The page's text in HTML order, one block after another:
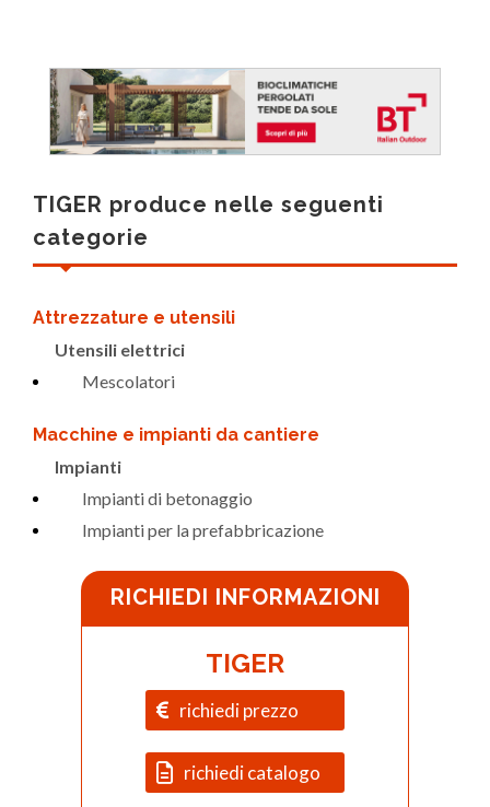
TIGER produce nelle seguenti
categorie
Attrezzature e utensili
Utensili elettrici
Mescolatori
Macchine e impianti da cantiere
Impianti
Impianti di betonaggio
Impianti per la prefabbricazione
RICHIEDI INFORMAZIONI
TIGER
richiedi prezzo
richiedi catalogo